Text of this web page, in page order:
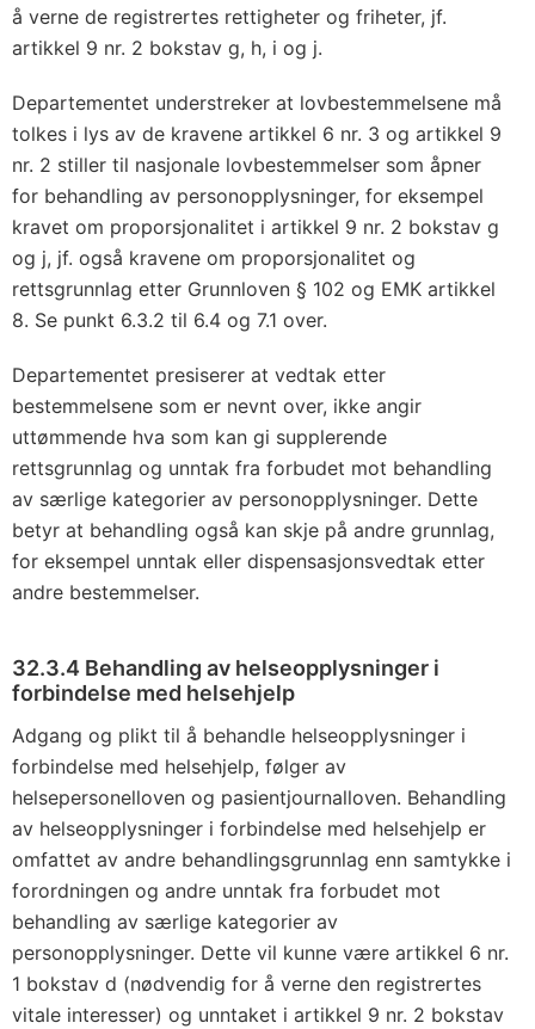
å verne de registrertes rettigheter og friheter, jf.
artikkel 9 nr. 2 bokstav g, h, i og j.
Departementet understreker at lovbestemmelsene må
tolkes i lys av de kravene artikkel 6 nr. 3 og artikkel 9
nr. 2 stiller til nasjonale lovbestemmelser som åpner
for behandling av personopplysninger, for eksempel
kravet om proporsjonalitet i artikkel 9 nr. 2 bokstav g
og j, jf. også kravene om proporsjonalitet og
rettsgrunnlag etter Grunnloven § 102 og EMK artikkel
8. Se punkt 6.3.2 til 6.4 og 7.1 over.
Departementet presiserer at vedtak etter
bestemmelsene som er nevnt over, ikke angir
uttømmende hva som kan gi supplerende
rettsgrunnlag og unntak fra forbudet mot behandling
av særlige kategorier av personopplysninger. Dette
betyr at behandling også kan skje på andre grunnlag,
for eksempel unntak eller dispensasjonsvedtak etter
andre bestemmelser.
32.3.4 Behandling av helseopplysninger i
forbindelse med helsehjelp
Adgang og plikt til å behandle helseopplysninger i
forbindelse med helsehjelp, følger av
helsepersonelloven og pasientjournalloven. Behandling
av helseopplysninger i forbindelse med helsehjelp er
omfattet av andre behandlingsgrunnlag enn samtykke i
forordningen og andre unntak fra forbudet mot
behandling av særlige kategorier av
personopplysninger. Dette vil kunne være artikkel 6 nr.
1 bokstav d (nødvendig for å verne den registrertes
vitale interesser) og unntaket i artikkel 9 nr. 2 bokstav